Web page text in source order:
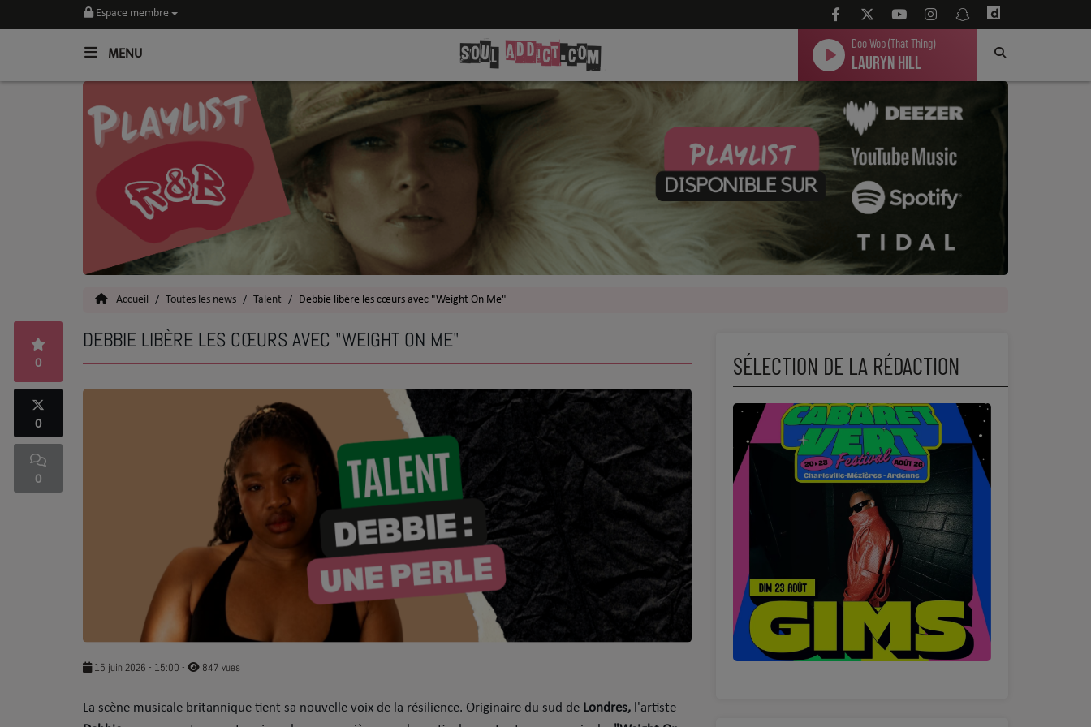
Espace membre
MENU
Doo Wop (That Thing)
Lauryn Hill
Toutes les News
SOUL CULTURE
Talents
Top 5
SOUL ADDICT PLAY
Flash News
5 bonnes raisons
URBAN CULTURE
Accueil Toutes les news Talent Debbie libère les cœurs avec "Weight On Me"
DEBBIE LIBÈRE LES CŒURS AVEC "WEIGHT ON ME"
0
0
0
15 juin 2026 - 15:00 - 847 vues
​La scène musicale britannique tient sa nouvelle voix de la résilience. Originaire du sud de Londres, l'artiste
SÉLECTION DE LA RÉDACTION